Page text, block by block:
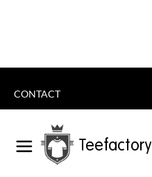
CONTACT
Teefactory